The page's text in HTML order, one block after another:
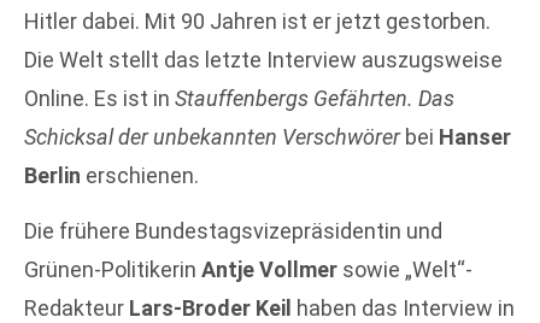
Hitler dabei. Mit 90 Jahren ist er jetzt gestorben.
Die Welt stellt das letzte Interview auszugsweise
Online. Es ist in Stauffenbergs Gefährten. Das
Schicksal der unbekannten Verschwörerbei Hanser
Berlin erschienen.
Die frühere Bundestagsvizepräsidentin und
Grünen-Politikerin Antje Vollmer sowie „Welt“-
Redakteur Lars-Broder Keil haben das Interview in